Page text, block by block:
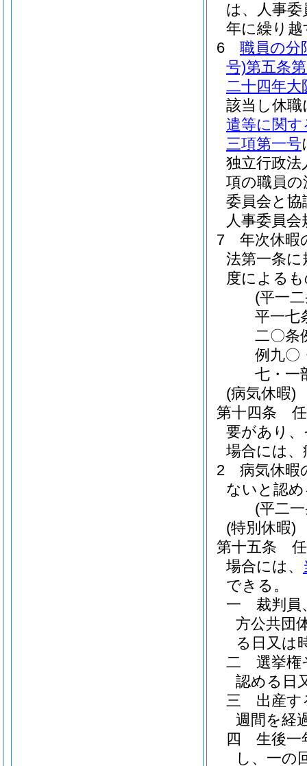
は、人事
年に繰り
6
職員の分
号)第五条
二十四年大
該当し休
遣等に関す
三項第一号
独立行政法
項の職員
委員会と
人事委員
7
年次休暇
法第一条
度による
(平一
平一七
二〇条
例九〇
七・一
(病気休暇)
第十四条
要があり
場合には
2
病気休暇
ないと認
(平二
(特別休暇)
第十五条
場合には、
できる。
一
裁判員
方公共団
る日又は
二
選挙
認める日
三
出産
週間を経
四
生後
し、一の